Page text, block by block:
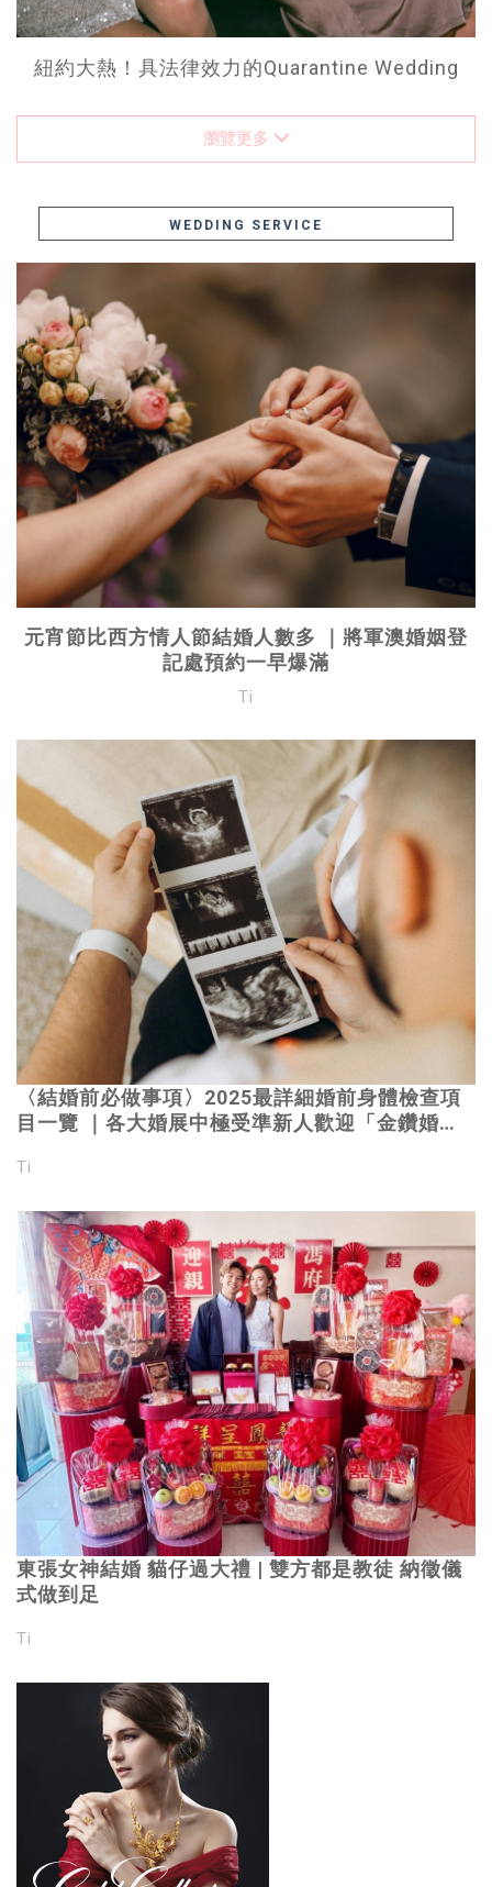
紐約大熱！具法律效力的Quarantine Wedding
瀏覽更多
WEDDING SERVICE
元宵節比西方情人節結婚人數多 ｜將軍澳婚姻登
記處預約一早爆滿
Ti
〈結婚前必做事項〉2025最詳細婚前身體檢查項
目一覽 ｜各大婚展中極受準新人歡迎「金鑽婚前
最全面大腸癌篩檢及胃部幽門螺旋菌檢查 | 為忙於
Ti
東張女神結婚 貓仔過大禮 | 雙方都是教徒 納徵儀
式做到足
Ti